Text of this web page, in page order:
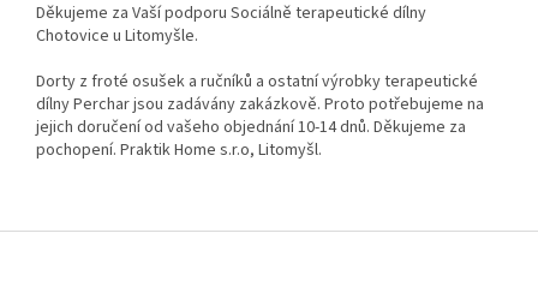
Děkujeme za Vaší podporu Sociálně terapeutické dílny
Chotovice u Litomyšle.
Dorty z froté osušek a ručníků a ostatní výrobky terapeutické
dílny Perchar jsou zadávány zakázkově. Proto potřebujeme na
jejich doručení od vašeho objednání 10-14 dnů. Děkujeme za
pochopení. Praktik Home s.r.o, Litomyšl.